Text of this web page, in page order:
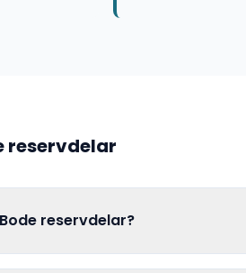
reservdelar
reservdelar?